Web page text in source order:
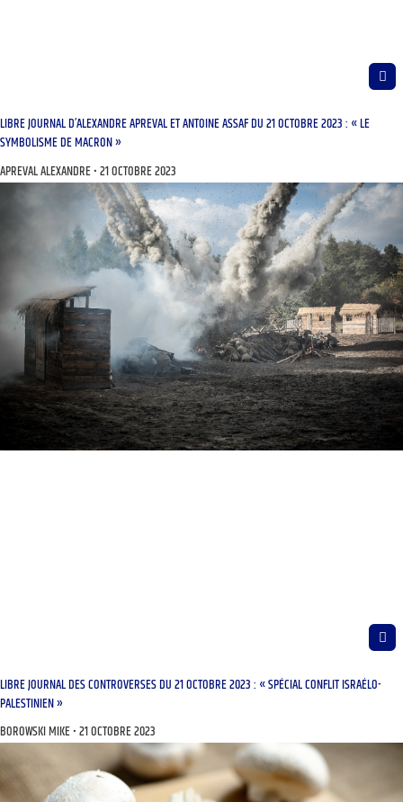
LIBRE JOURNAL D’ALEXANDRE APREVAL ET ANTOINE ASSAF DU 21 OCTOBRE 2023 : « LE
SYMBOLISME DE MACRON »
APREVAL ALEXANDRE 21 OCTOBRE 2023
LIBRE JOURNAL DES CONTROVERSES DU 21 OCTOBRE 2023 : « SPÉCIAL CONFLIT ISRAÉLO-
PALESTINIEN »
BOROWSKI MIKE 21 OCTOBRE 2023